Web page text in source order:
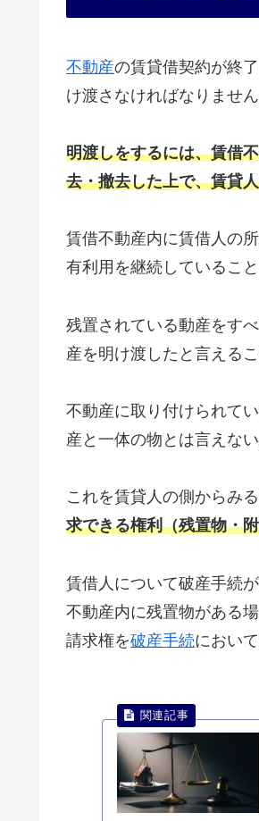
不動産の賃貸借契約が終
け渡さなければなりません
明渡しをするには、賃借
去・撤去した上で、賃貸
賃借不動産内に賃借人の
有利用を継続しているこ
残置されている動産をす
産を明け渡したと言える
不動産に取り付けられて
産と一体の物とは言えな
これを賃貸人の側からみる
求できる権利（残置物・
賃借人について破産手続
不動産内に残置物がある
請求権を破産手続におい